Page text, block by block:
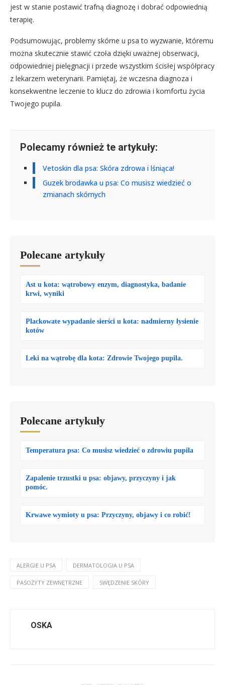
jest w stanie postawić trafną diagnozę i dobrać odpowiednią
terapię.
Podsumowując, problemy skórne u psa to wyzwanie, któremu
można skutecznie stawić czoła dzięki uważnej obserwacji,
odpowiedniej pielęgnacji i przede wszystkim ścisłej współpracy
z lekarzem weterynarii. Pamiętaj, że wczesna diagnoza i
konsekwentne leczenie to klucz do zdrowia i komfortu życia
Twojego pupila.
Polecamy również te artykuły:
Vetoskin dla psa: Skóra zdrowa i lśniąca!
Guzek brodawka u psa: Co musisz wiedzieć o
zmianach skórnych
Polecane artykuły
Ast u kota: wątrobowy enzym, diagnostyka, badanie
krwi, wyniki
Plackowate wypadanie sierści u kota: nadmierny łysienie
kotów
Leki na wątrobę dla kota: Zdrowie Twojego pupila.
Polecane artykuły
Temperatura psa: Co musisz wiedzieć o zdrowiu pupila
Zapalenie trzustki u psa: objawy, przyczyny i jak
pomóc.
Krwawe wymioty u psa: Przyczyny, objawy i co robić!
ALERGIE U PSA DERMATOLOGIA U PSA
PASOŻYTY ZEWNĘTRZNE SWĘDZENIE SKÓRY
OSKA